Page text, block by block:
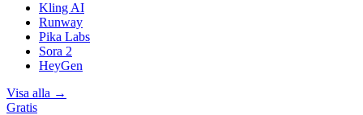
Kling AI
Runway
Pika Labs
Sora 2
HeyGen
Visa alla →
Gratis